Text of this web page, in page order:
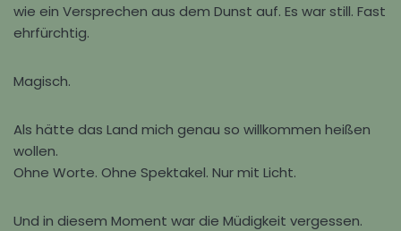
wie ein Versprechen aus dem Dunst auf. Es war still. Fast
ehrfürchtig.
Magisch.
Als hätte das Land mich genau so willkommen heißen
wollen.
Ohne Worte. Ohne Spektakel. Nur mit Licht.
Und in diesem Moment war die Müdigkeit vergessen.